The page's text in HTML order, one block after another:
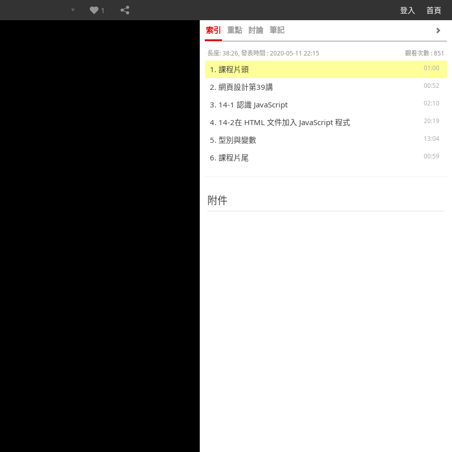
登入 首頁
1
索引 重點 討論 筆記
長度: 38:26, 發表時間 : 2020-05-11 22:15
觀看次數 : 851
01:00
1. 課程片頭
00:52
2. 網頁設計第39講
02:10
3. 14-1 認識 JavaScript
20:19
4. 14-2在 HTML 文件加入 JavaScript 程式
13:04
5. 型別與變數
00:59
6. 課程片尾
附件